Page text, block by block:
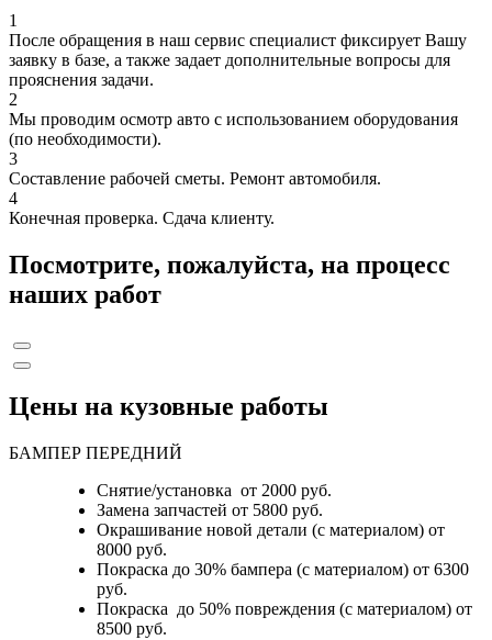
1
После обращения в наш сервис специалист фиксирует Вашу
заявку в базе, а также задает дополнительные вопросы для
прояснения задачи.
2
Мы проводим осмотр авто с использованием оборудования
(по необходимости).
3
Составление рабочей сметы. Ремонт автомобиля.
4
Конечная проверка. Сдача клиенту.
Посмотрите, пожалуйста, на процесс
наших работ
Цены на кузовные работы
БАМПЕР ПЕРЕДНИЙ
Снятие/установка от 2000 руб.
Замена запчастей от 5800 руб.
Окрашивание новой детали (с материалом) от
8000 руб.
Покраска до 30% бампера (с материалом) от 6300
руб.
Покраска до 50% повреждения (с материалом) от
8500 руб.